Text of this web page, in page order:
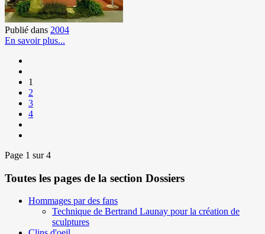
Publié dans 2004
En savoir plus...
1
2
3
4
Page 1 sur 4
Toutes les pages de la section Dossiers
Hommages par des fans
Technique de Bertrand Launay pour la création de
sculptures